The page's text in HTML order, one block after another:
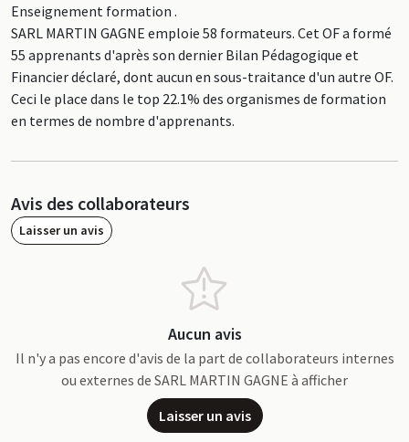
Enseignement formation .
SARL MARTIN GAGNE emploie 58 formateurs. Cet OF a formé
55 apprenants d'après son dernier Bilan Pédagogique et
Financier déclaré, dont aucun en sous-traitance d'un autre OF.
Ceci le place dans le top 22.1% des organismes de formation
en termes de nombre d'apprenants.
Avis des collaborateurs
Laisser un avis
Aucun avis
Il n'y a pas encore d'avis de la part de collaborateurs internes
ou externes de SARL MARTIN GAGNE à afficher
Laisser un avis